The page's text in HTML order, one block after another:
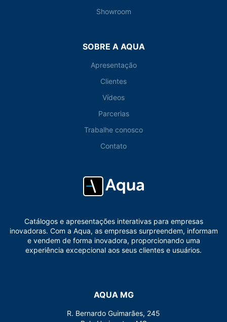
Showroom
SOBRE A AQUA
Apresentação
Clientes
Vídeos
Parcerias
Trabalhe conosco
Contato
Catálogos e apresentações interativas para empresas
inovadoras. Com a Aqua, as empresas surpreendem, informam
e vendem de forma inovadora, proporcionando uma
experiência excepcional aos seus clientes e usuários.
AQUA MG
R. Bernardo Guimarães, 245